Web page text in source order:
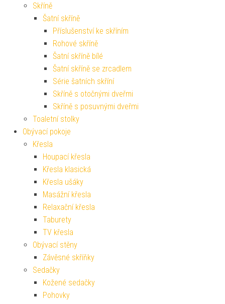
Skříně
Šatní skříně
Příslušenství ke skříním
Rohové skříně
Šatní skříně bílé
Šatní skříně se zrcadlem
Série šatních skříní
Skříně s otočnými dveřmi
Skříně s posuvnými dveřmi
Toaletní stolky
Obývací pokoje
Křesla
Houpací křesla
Křesla klasická
Křesla ušáky
Masážní křesla
Relaxační křesla
Taburety
TV křesla
Obývací stěny
Závěsné skříňky
Sedačky
Kožené sedačky
Pohovky